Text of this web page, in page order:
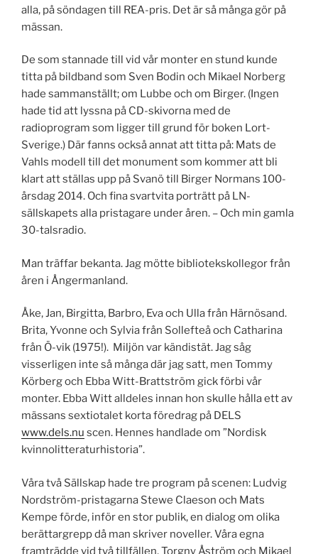
alla, på söndagen till REA-pris. Det är så många gör på
mässan.
De som stannade till vid vår monter en stund kunde
titta på bildband som Sven Bodin och Mikael Norberg
hade sammanställt; om Lubbe och om Birger. (Ingen
hade tid att lyssna på CD-skivorna med de
radioprogram som ligger till grund för boken Lort-
Sverige.) Där fanns också annat att titta på: Mats de
Vahls modell till det monument som kommer att bli
klart att ställas upp på Svanö till Birger Normans 100-
årsdag 2014. Och fina svartvita porträtt på LN-
sällskapets alla pristagare under åren. – Och min gamla
30-talsradio.
Man träffar bekanta. Jag mötte bibliotekskollegor från
åren i Ångermanland.
Åke, Jan, Birgitta, Barbro, Eva och Ulla från Härnösand.
Brita, Yvonne och Sylvia från Sollefteå och Catharina
från Ö-vik (1975!). Miljön var kändistät. Jag såg
visserligen inte så många där jag satt, men Tommy
Körberg och Ebba Witt-Brattström gick förbi vår
monter. Ebba Witt alldeles innan hon skulle hålla ett av
mässans sextiotalet korta föredrag på DELS
www.dels.nu scen. Hennes handlade om ”Nordisk
kvinnolitteraturhistoria”.
Våra två Sällskap hade tre program på scenen: Ludvig
Nordström-pristagarna Stewe Claeson och Mats
Kempe förde, inför en stor publik, en dialog om olika
berättargrepp då man skriver noveller. Våra egna
framträdde vid två tillfällen, Torgny Åström och Mikael